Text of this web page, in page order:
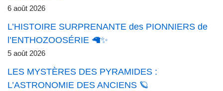
6 août 2026
L’HISTOIRE SURPRENANTE des PIONNIERS de
l’ENTHOZOOSÉRIE 🦙✨
5 août 2026
LES MYSTÈRES DES PYRAMIDES :
L’ASTRONOMIE DES ANCIENS 🪐